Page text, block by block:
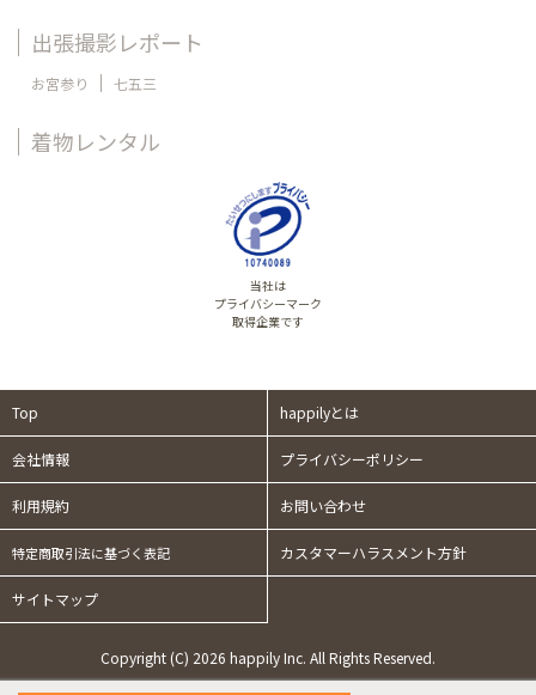
出張撮影レポート
お宮参り 七五三
着物レンタル
当社は
プライバシーマーク
取得企業です
Top happilyとは
会社情報 プライバシーポリシー
利用規約 お問い合わせ
特定商取引法に基づく表記 カスタマーハラスメント方針
サイトマップ
Copyright (C) 2026 happily Inc. All Rights Reserved.